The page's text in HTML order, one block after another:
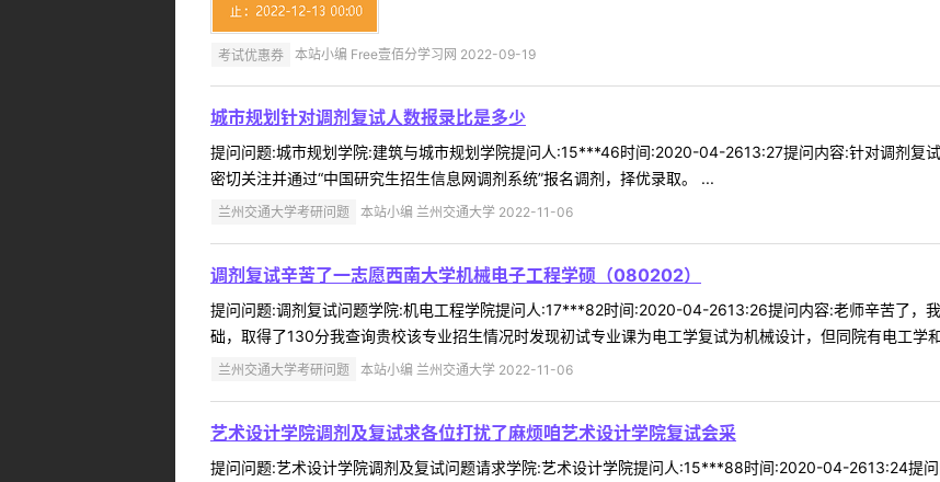
考试优惠券 本站小编 Free壹佰分学习网 2022-09-19
城市规划针对调剂复试人数报录比是多少
提问问题:城市规划学院:建筑与城市规划学院提问人:15***46时间:2020-04-2613:27提问内容:针对调剂复
密切关注并通过“中国研究生招生信息网调剂系统”报名调剂，择优录取。 ...
兰州交通大学考研问题 本站小编 兰州交通大学 2022-11-06
调剂复试辛苦了一志愿西南大学机械电子工程学硕（080202）
提问问题:调剂复试问题学院:机电工程学院提问人:17***82时间:2020-04-2613:26提问内容:老师辛苦了，
础，取得了130分我查询贵校该专业招生情况时发现初试专业课为电工学复试为机械设计，但同院有电工学
兰州交通大学考研问题 本站小编 兰州交通大学 2022-11-06
艺术设计学院调剂及复试求各位打扰了麻烦咱艺术设计学院复试会采
提问问题:艺术设计学院调剂及复试问题请求学院:艺术设计学院提问人:15***88时间:2020-04-2613:24提